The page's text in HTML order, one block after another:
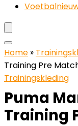
Home »
Training Pre
Trainingskleding
Puma
Training